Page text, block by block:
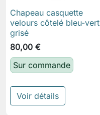
Chapeau casquette
velours côtelé bleu-vert
grisé
80,00 €
Sur commande
Voir détails